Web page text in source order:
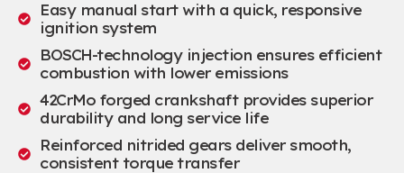
Easy manual start with a quick, responsive
ignition system
BOSCH-technology injection ensures efficient
combustion with lower emissions
42CrMo forged crankshaft provides superior
durability and long service life
Reinforced nitrided gears deliver smooth,
consistent torque transfer